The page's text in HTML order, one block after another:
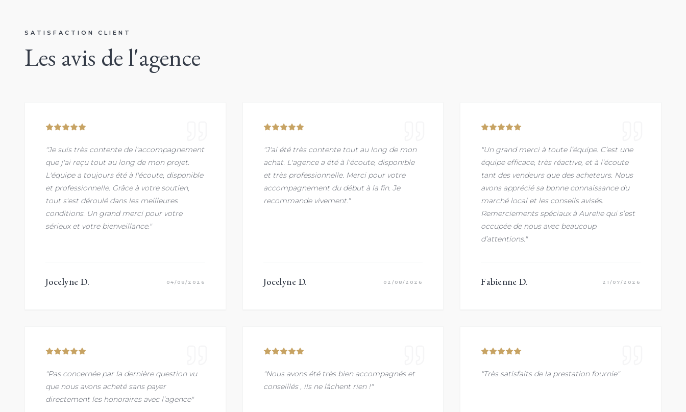
SATISFACTION CLIENT
Les avis de l'agence
"Je suis très contente de l'accompagnement
que j'ai reçu tout au long de mon projet.
L'équipe a toujours été à l'écoute, disponible
et professionnelle. Grâce à votre soutien,
tout s'est déroulé dans les meilleures
conditions. Un grand merci pour votre
sérieux et votre bienveillance."
Jocelyne D. 04/08/2026
"J'ai été très contente tout au long de mon
achat. L'agence a été à l'écoute, disponible
et très professionnelle. Merci pour votre
accompagnement du début à la fin. Je
recommande vivement."
Jocelyne D. 02/08/2026
"Un grand merci à toute l’équipe. C’est une
équipe efficace, très réactive, et à l’écoute
tant des vendeurs que des acheteurs. Nous
avons apprécié sa bonne connaissance du
marché local et les conseils avisés.
Remerciements spéciaux à Aurelie qui s’est
occupée de nous avec beaucoup
d’attentions."
Fabienne D. 21/07/2026
"Pas concernée par la dernière question vu
que nous avons acheté sans payer
directement les honoraires avec l’agence"
"Nous avons été très bien accompagnés et
conseillés , ils ne lâchent rien !"
"Très satisfaits de la prestation fournie"